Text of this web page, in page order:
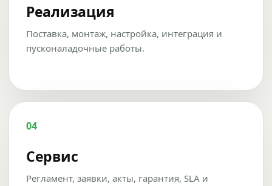
Реализация
Поставка, монтаж, настройка, интеграция и
пусконаладочные работы.
04
Сервис
Регламент, заявки, акты, гарантия, SLA и